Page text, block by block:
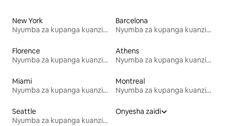
New York
Nyumba za kupanga kuanzia mwezi mmoja
Barcelona
Nyumba za kupanga kuanzia mwezi mmoja
Florence
Nyumba za kupanga kuanzia mwezi mmoja
Athens
Nyumba za kupanga kuanzia mwezi mmoja
Miami
Nyumba za kupanga kuanzia mwezi mmoja
Montreal
Nyumba za kupanga kuanzia mwezi mmoja
Seattle
Nyumba za kupanga kuanzia mwezi mmoja
Onyesha zaidi